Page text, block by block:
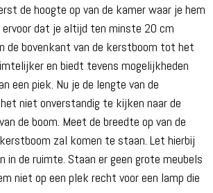
de hoogte op van de kamer waar je hem
dat je altijd ten minste 20 cm
de bovenkant van de kerstboom tot het
en biedt tevens mogelijkheden
een piek. Nu je de lengte van de
niet onverstandig te kijken naar de
de boom. Meet de breedte op van de
zal komen te staan. Let hierbij
in de ruimte. Staan er geen grote meubels
niet op een plek recht voor een lamp die